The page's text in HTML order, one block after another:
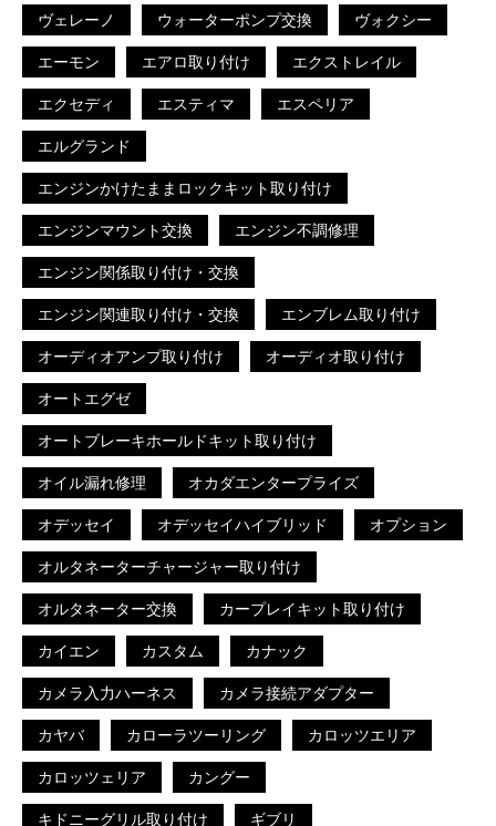
ヴェレーノ ウォーターポンプ交換 ヴォクシー
エーモン エアロ取り付け エクストレイル
エクセディ エスティマ エスペリア
エルグランド
エンジンかけたままロックキット取り付け
エンジンマウント交換 エンジン不調修理
エンジン関係取り付け・交換
エンジン関連取り付け・交換 エンブレム取り付け
オーディオアンプ取り付け オーディオ取り付け
オートエグゼ
オートブレーキホールドキット取り付け
オイル漏れ修理 オカダエンタープライズ
オデッセイ オデッセイハイブリッド オプション
オルタネーターチャージャー取り付け
オルタネーター交換 カープレイキット取り付け
カイエン カスタム カナック
カメラ入力ハーネス カメラ接続アダプター
カヤバ カローラツーリング カロッツエリア
カロッツェリア カングー
キドニーグリル取り付け ギブリ